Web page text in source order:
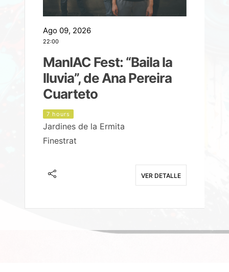
Ago 09, 2026
22:00
ManIAC Fest: “Baila la
lluvia”, de Ana Pereira
Cuarteto
7 hours
Jardines de la Ermita
Finestrat
VER DETALLE